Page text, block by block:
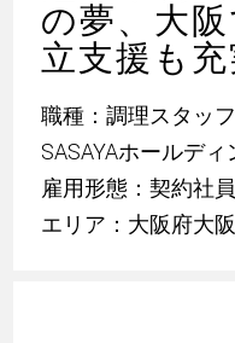
の夢、大
立支援も充
職種：調理スタッ
SASAYAホールデ
雇用形態：契約社員
エリア：大阪府大